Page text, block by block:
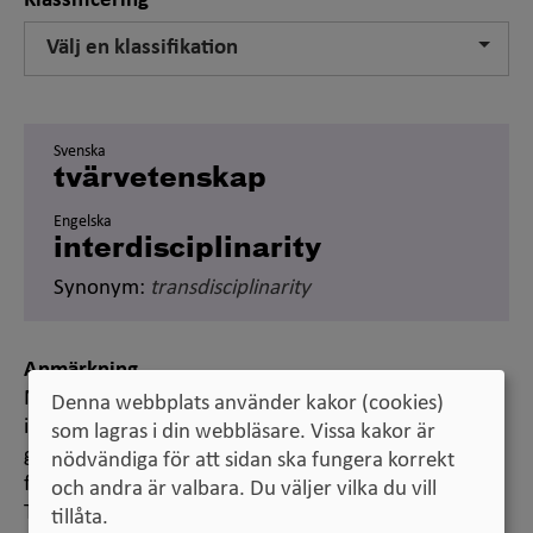
Välj en klassifikation
Svenska
tvärvetenskap
Engelska
interdisciplinarity
Synonym: transdisciplinarity
Anmärkning
Mångvetenskaplig verksamhet är ett samarbete – en
interaktion – mellan olika kunskapsområden runt ett
gemensamt problemområde, men där respektive
forskare stannar inom ramen för sitt eget område.
Tvärvetenskaplig blir verksamheten enligt detta
Denna webbplats använder kakor (cookies)
som lagras i din webbläsare. Vissa kakor är
nödvändiga för att sidan ska fungera korrekt
och andra är valbara. Du väljer vilka du vill
tillåta.